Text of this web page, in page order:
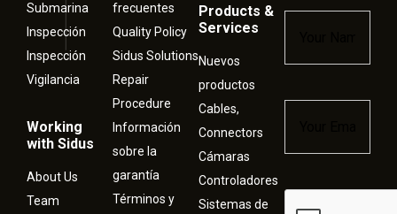
Submarina
Inspección
Inspección
Vigilancia
Working
with Sidus
About Us
Team
frecuentes
Quality Policy
Sidus Solutions
Repair
Procedure
Información
sobre la
garantía
Términos y
Products &
Services
Nuevos
productos
Cables,
Connectors
Cámaras
Controladores
Sistemas de